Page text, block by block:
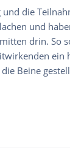
die
und
drin. So
ein
Beine